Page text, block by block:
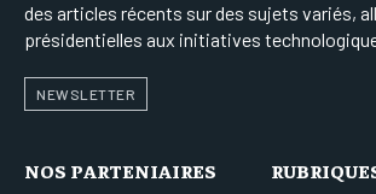
des articles récents sur des sujets variés,
présidentielles aux initiatives
NEWSLETTER
NOS PARTENIAIRES